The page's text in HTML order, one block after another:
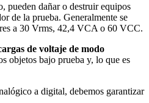
pueden dañar o destruir equipos
de la prueba. Generalmente se
a 30 Vrms, 42,4 VCA o 60 VCC.
de voltaje de modo
objetos bajo prueba y, lo que es
a digital, debemos garantizar